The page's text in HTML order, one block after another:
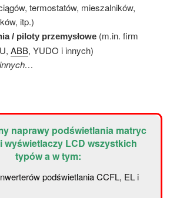
termostatów, mieszalników,
itp.)
/ piloty przemysłowe (m.in. firm
ABB, YUDO i innych)
naprawy podświetlania matryc
wyświetlaczy LCD wszystkich
typów a w tym:
podświetlania CCFL, EL i